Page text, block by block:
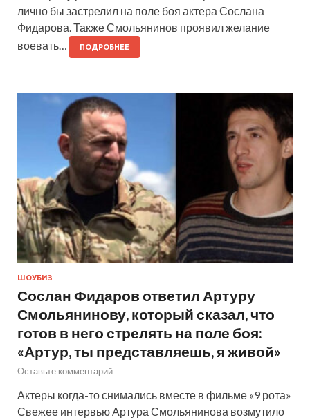
лично бы застрелил на поле боя актера Сослана
Фидарова. Также Смольянинов проявил желание
воевать…
ПОДРОБНЕЕ
ШОУБИЗ
Сослан Фидаров ответил Артуру
Смольянинову, который сказал, что
готов в него стрелять на поле боя:
«Артур, ты представляешь, я живой»
Оставьте комментарий
Актеры когда-то снимались вместе в фильме «9 рота»
Свежее интервью Артура Смольянинова возмутило